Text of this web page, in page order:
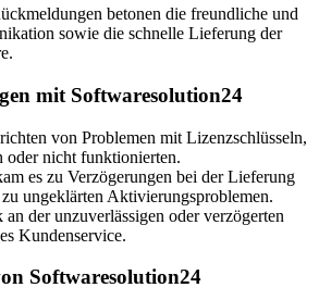
betonen die freundliche und
sowie die schnelle Lieferung der
mit Softwaresolution24
von Problemen mit Lizenzschlüsseln,
oder nicht funktionierten.
es zu Verzögerungen bei der Lieferung
ungeklärten Aktivierungsproblemen.
der unzuverlässigen oder verzögerten
Kundenservice.
Softwaresolution24